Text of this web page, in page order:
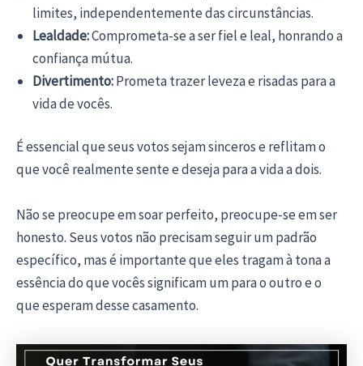
limites, independentemente das circunstâncias.
Lealdade:Comprometa-se a ser fiel e leal, honrando a
confiança mútua.
Divertimento:Prometa trazer leveza e risadas para a
vida de vocês.
É essencial que seus votos sejam sinceros e reflitam o
que você realmente sente e deseja para a vida a dois.
Não se preocupe em soar perfeito, preocupe-se em ser
honesto. Seus votos não precisam seguir um padrão
específico, mas é importante que eles tragam à tona a
essência do que vocês significam um para o outro e o
que esperam desse casamento.